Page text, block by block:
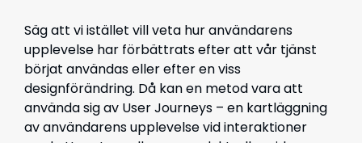
Säg att vi istället vill veta hur användarens
upplevelse har förbättrats efter att vår tjänst
börjat användas eller efter en viss
designförändring. Då kan en metod vara att
använda sig av User Journeys – en kartläggning
av användarens upplevelse vid interaktioner